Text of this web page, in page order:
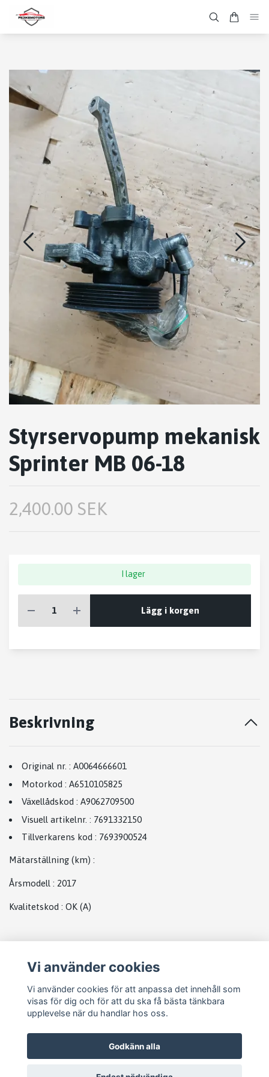
Styrservopump mekanisk
Sprinter MB 06-18
2,400.00 SEK
I lager
Lägg i korgen
Beskrivning
Original nr. : A0064666601
Motorkod : A6510105825
Växellådskod : A9062709500
Visuell artikelnr. : 7691332150
Tillverkarens kod : 7693900524
Mätarställning (km) :
Årsmodell : 2017
Kvalitetskod : OK (A)
Vi använder cookies
Vi använder cookies för att anpassa det innehåll som
visas för dig och för att du ska få bästa tänkbara
upplevelse när du handlar hos oss.
Godkänn alla